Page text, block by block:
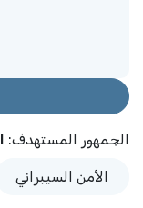
الجمهور المستهدف:
الأمن السيبراني